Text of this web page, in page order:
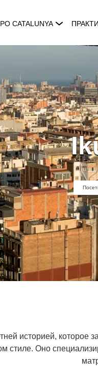
CATALUNYA
историей,
стиле. Оно